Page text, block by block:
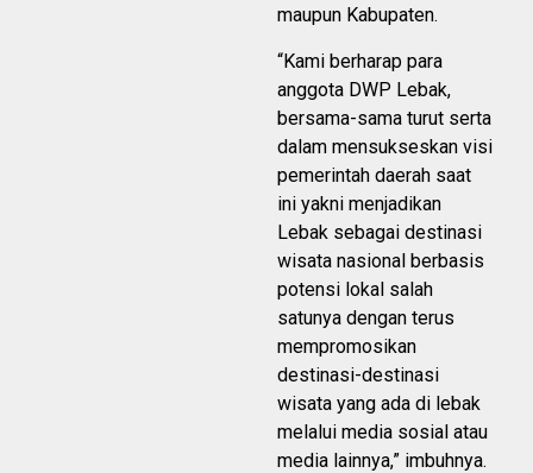
maupun Kabupaten.
“Kami berharap para
anggota DWP Lebak,
bersama-sama turut serta
dalam mensukseskan visi
pemerintah daerah saat
ini yakni menjadikan
Lebak sebagai destinasi
wisata nasional berbasis
potensi lokal salah
satunya dengan terus
mempromosikan
destinasi-destinasi
wisata yang ada di lebak
melalui media sosial atau
media lainnya,” imbuhnya.